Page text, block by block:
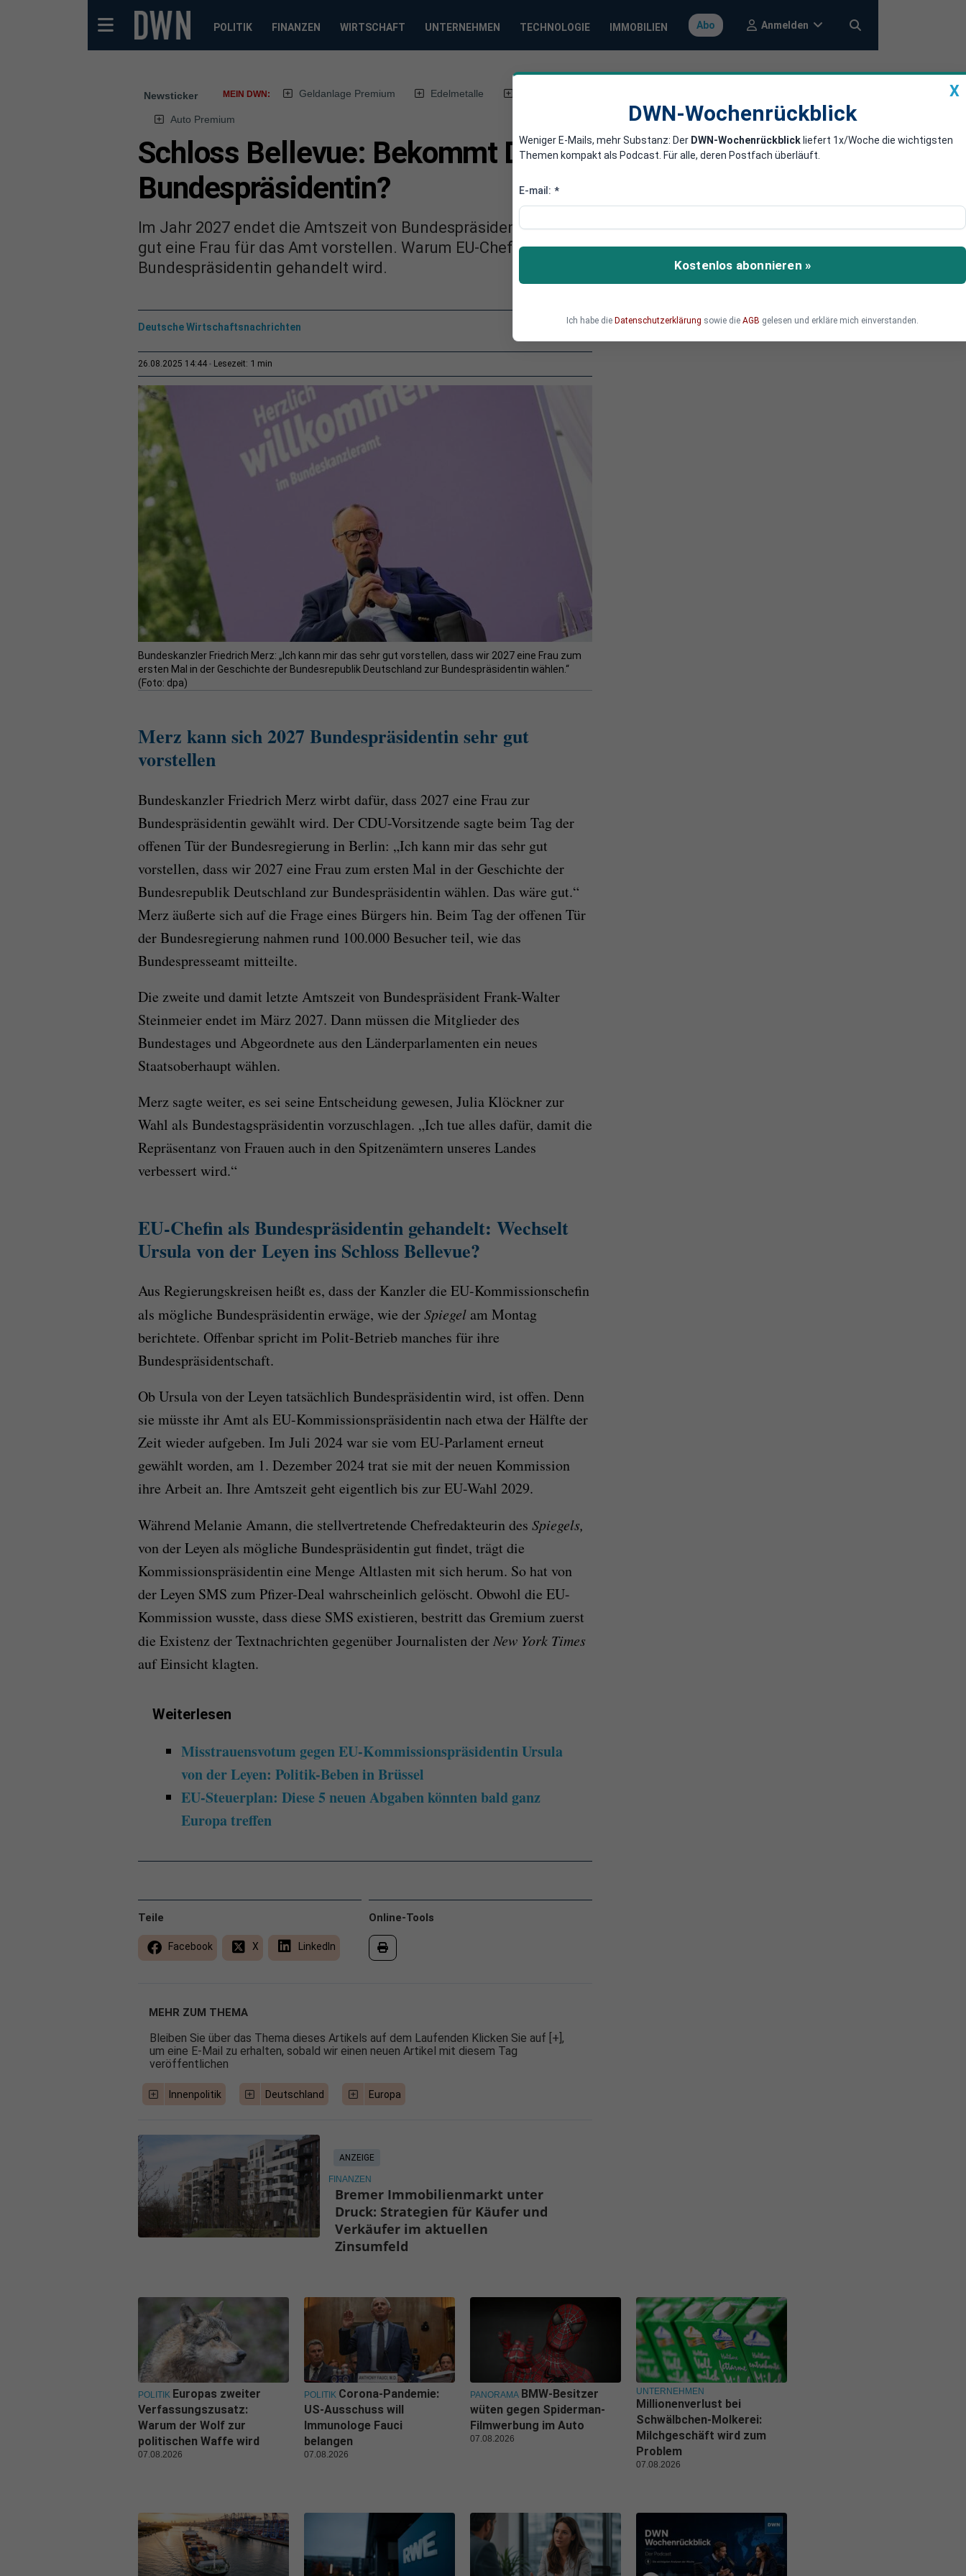
POLITIK FINANZEN WIRTSCHAFT UNTERNEHMEN TECHNOLOGIE IMMOBILIEN Abo Anmelden
Newsticker MEIN DWN: Geldanlage Premium Edelmetalle
Auto Premium
Schloss Bellevue: Bekommt Deutschland 2027 eine
Bundespräsidentin?
Im Jahr 2027 endet die Amtszeit von Bundespräsident Steinmeier. Kanzler Merz kann sich sehr
gut eine Frau für das Amt vorstellen. Warum EU-Chefin Ursula von der Leyen als
Bundespräsidentin gehandelt wird.
Deutsche Wirtschaftsnachrichten
26.08.2025 14:44 Lesezeit: 1 min
Bundeskanzler Friedrich Merz: „Ich kann mir das sehr gut vorstellen, dass wir 2027 eine Frau zum
ersten Mal in der Geschichte der Bundesrepublik Deutschland zur Bundespräsidentin wählen.“
(Foto: dpa)
Merz kann sich 2027 Bundespräsidentin sehr gut
vorstellen
Bundeskanzler Friedrich Merz wirbt dafür, dass 2027 eine Frau zur
Bundespräsidentin gewählt wird. Der CDU-Vorsitzende sagte beim Tag der
offenen Tür der Bundesregierung in Berlin: „Ich kann mir das sehr gut
vorstellen, dass wir 2027 eine Frau zum ersten Mal in der Geschichte der
Bundesrepublik Deutschland zur Bundespräsidentin wählen. Das wäre gut.“
Merz äußerte sich auf die Frage eines Bürgers hin. Beim Tag der offenen Tür
der Bundesregierung nahmen rund 100.000 Besucher teil, wie das
Bundespresseamt mitteilte.
Die zweite und damit letzte Amtszeit von Bundespräsident Frank-Walter
Steinmeier endet im März 2027. Dann müssen die Mitglieder des
Bundestages und Abgeordnete aus den Länderparlamenten ein neues
Staatsoberhaupt wählen.
Merz sagte weiter, es sei seine Entscheidung gewesen, Julia Klöckner zur
Wahl als Bundestagspräsidentin vorzuschlagen. „Ich tue alles dafür, damit die
Repräsentanz von Frauen auch in den Spitzenämtern unseres Landes
verbessert wird.“
EU-Chefin als Bundespräsidentin gehandelt: Wechselt
Ursula von der Leyen ins Schloss Bellevue?
Aus Regierungskreisen heißt es, dass der Kanzler die EU-Kommissionschefin
als mögliche Bundespräsidentin erwäge, wie derSpiegel am Montag
berichtete. Offenbar spricht im Polit-Betrieb manches für ihre
Bundespräsidentschaft.
Ob Ursula von der Leyen tatsächlich Bundespräsidentin wird, ist offen. Denn
sie müsste ihr Amt als EU-Kommissionspräsidentin nach etwa der Hälfte der
Zeit wieder aufgeben. Im Juli 2024 war sie vom EU-Parlament erneut
gewählt worden, am 1. Dezember 2024 trat sie mit der neuen Kommission
ihre Arbeit an. Ihre Amtszeit geht eigentlich bis zur EU-Wahl 2029.
Während Melanie Amann, die stellvertretende Chefredakteurin des Spiegels,
von der Leyen als mögliche Bundespräsidentin gut findet, trägt die
Kommissionspräsidentin eine Menge Altlasten mit sich herum. So hat von
der Leyen SMS zum Pfizer-Deal wahrscheinlich gelöscht. Obwohl die EU-
Kommission wusste, dass diese SMS existieren, bestritt das Gremium zuerst
die Existenz der Textnachrichten gegenüber Journalisten derNew York Times
auf Einsicht klagten.
Weiterlesen
Misstrauensvotum gegen EU-Kommissionspräsidentin Ursula
von der Leyen: Politik-Beben in Brüssel
EU-Steuerplan: Diese 5 neuen Abgaben könnten bald ganz
Europa treffen
Online-Tools
Teile
Facebook X LinkedIn
MEHR ZUM THEMA
Bleiben Sie über das Thema dieses Artikels auf dem Laufenden Klicken Sie auf [+],
um eine E-Mail zu erhalten, sobald wir einen neuen Artikel mit diesem Tag
veröffentlichen
Innenpolitik Deutschland Europa
ANZEIGE
FINANZEN
Bremer Immobilienmarkt unter
Druck: Strategien für Käufer und
Verkäufer im aktuellen
Zinsumfeld
X
DWN-Wochenrückblick
Weniger E-Mails, mehr Substanz: Der DWN-Wochenrückblick liefert 1x/Woche die wichtigsten
Themen kompakt als Podcast. Für alle, deren Postfach überläuft.
E-mail: *
Kostenlos abonnieren »
Ich habe die Datenschutzerklärung sowie die AGB gelesen und erkläre mich einverstanden.
POLITIK Europas zweiter
Verfassungszusatz:
Warum der Wolf zur
politischen Waffe wird
07.08.2026
POLITIK Corona-Pandemie:
US-Ausschuss will
Immunologe Fauci
belangen
07.08.2026
PANORAMA BMW-Besitzer
wüten gegen Spiderman-
Filmwerbung im Auto
07.08.2026
UNTERNEHMEN
Millionenverlust bei
Schwälbchen-Molkerei:
Milchgeschäft wird zum
Problem
07.08.2026